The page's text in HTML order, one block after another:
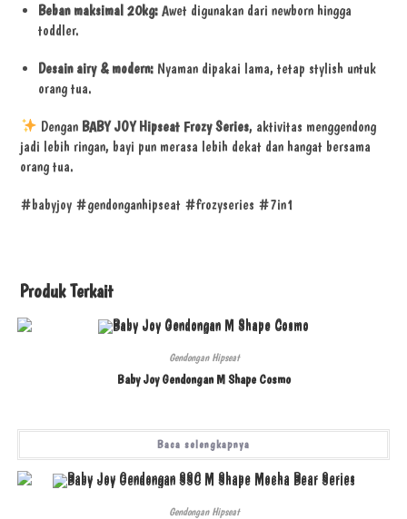
Beban maksimal 20kg: Awet digunakan dari newborn hingga
toddler.
Desain airy & modern: Nyaman dipakai lama, tetap stylish untuk
orang tua.
Dengan BABY JOY Hipseat Frozy Series, aktivitas menggendong
jadi lebih ringan, bayi pun merasa lebih dekat dan hangat bersama
orang tua.
#babyjoy #gendonganhipseat #frozyseries #7in1
Produk Terkait
Gendongan Hipseat
Baby Joy Gendongan M Shape Cosmo
Baca selengkapnya
Gendongan Hipseat